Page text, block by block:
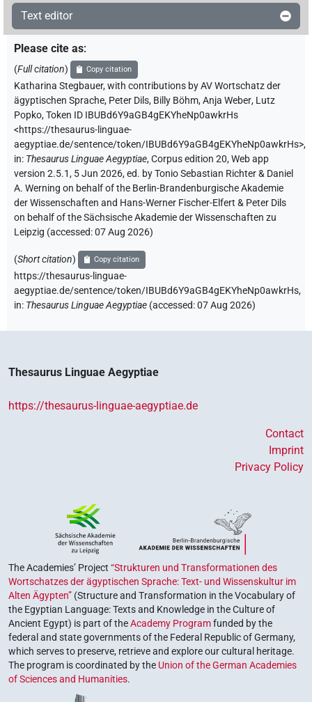
Text editor
Please cite as:
(Full citation) Copy citation
Katharina Stegbauer,with contributions byAV Wortschatz der
ägyptischen Sprache, Peter Dils, Billy Böhm,Anja Weber, Lutz
Popko,Token ID IBUBd6Y9aGB4gEKYheNp0awkrHs
<https://thesaurus-linguae-
aegyptiae.de/sentence/token/IBUBd6Y9aGB4gEKYheNp0awkrHs>,
in: Thesaurus Linguae Aegyptiae,Corpus edition 20, Web app
version 2.5.1, 5 Jun 2026, ed. by Tonio Sebastian Richter & Daniel
A. Werning on behalf of the Berlin-Brandenburgische Akademie
der Wissenschaften and Hans-Werner Fischer-Elfert & Peter Dils
on behalf of the Sächsische Akademie der Wissenschaften zu
Leipzig (accessed:07 Aug 2026)
(Short citation) Copy citation
https://thesaurus-linguae-
aegyptiae.de/sentence/token/IBUBd6Y9aGB4gEKYheNp0awkrHs,
in: Thesaurus Linguae Aegyptiae (accessed:07 Aug 2026)
Thesaurus Linguae Aegyptiae
https://thesaurus-linguae-aegyptiae.de
Contact
Imprint
Privacy Policy
The Academies’ Project “Strukturen und Transformationen des
Wortschatzes der ägyptischen Sprache: Text- und Wissenskultur im
Alten Ägypten” (Structure and Transformation in the Vocabulary of
the Egyptian Language: Texts and Knowledge in the Culture of
Ancient Egypt) is part of theAcademy Programfunded by the
federal and state governments of the Federal Republic of Germany,
which serves to preserve, retrieve and explore our cultural heritage.
The program is coordinated by the Union of the German Academies
of Sciences and Humanities.